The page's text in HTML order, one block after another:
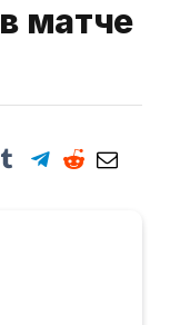
матче